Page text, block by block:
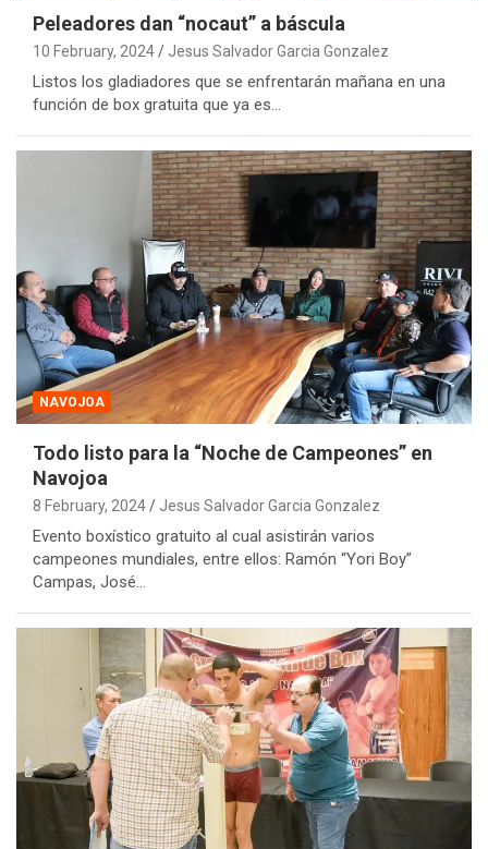
Peleadores dan “nocaut” a báscula
10 February, 2024 Jesus Salvador Garcia Gonzalez
Listos los gladiadores que se enfrentarán mañana en una
función de box gratuita que ya es…
NAVOJOA
Todo listo para la “Noche de Campeones” en
Navojoa
8 February, 2024 Jesus Salvador Garcia Gonzalez
Evento boxístico gratuito al cual asistirán varios
campeones mundiales, entre ellos: Ramón “Yori Boy”
Campas, José…